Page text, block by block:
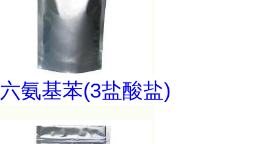
六氨基苯(3盐酸盐)